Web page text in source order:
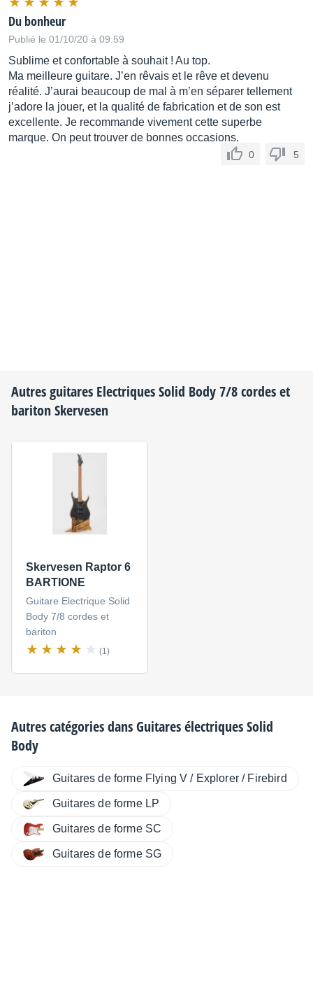
Du bonheur
Publié le 01/10/20 à 09:59
Sublime et confortable à souhait ! Au top.
Ma meilleure guitare. J’en rêvais et le rêve et devenu
réalité. J’aurai beaucoup de mal à m’en séparer tellement
j’adore la jouer, et la qualité de fabrication et de son est
excellente. Je recommande vivement cette superbe
marque. On peut trouver de bonnes occasions.
0 5
Autres guitares Electriques Solid Body 7/8 cordes et
baritonSkervesen
Skervesen Raptor 6
BARTIONE
Guitare Electrique Solid
Body 7/8 cordes et
bariton
(1)
Autres catégories dansGuitares électriques Solid
Body
Guitares de forme Flying V / Explorer / Firebird
Guitares de forme LP
Guitares de forme SC
Guitares de forme SG